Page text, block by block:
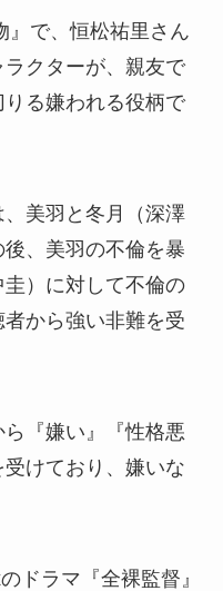
』で、恒松祐里さん
クターが、親友で
る嫌われる役柄で
美羽と冬月（深澤
、美羽の不倫を暴
）に対して不倫の
から強い非難を受
『嫌い』『性格悪
けており、嫌いな
ドラマ『全裸監督』